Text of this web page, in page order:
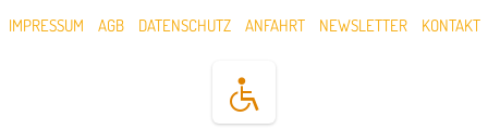
IMPRESSUM AGB DATENSCHUTZ ANFAHRT NEWSLETTER KONTAKT